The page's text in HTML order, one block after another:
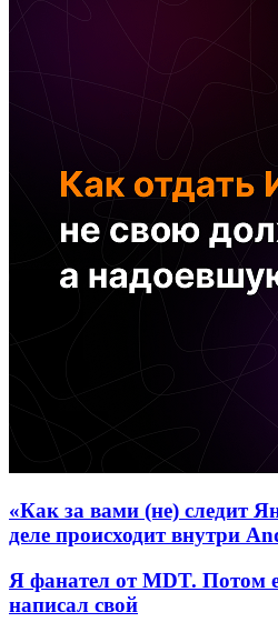
«Как за вами (не) следит
деле происходит внутри
Я фанател от MDT. Потом
написал свой